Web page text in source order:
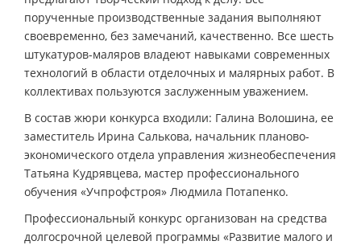
порученные производственные задания выполняют
своевременно, без замечаний, качественно. Все шесть
штукатуров-маляров владеют навыками современных
технологий в области отделочных и малярных работ. В
коллективах пользуются заслуженным уважением.
В состав жюри конкурса входили: Галина Волошина, ее
заместитель Ирина Салькова, начальник планово-
экономического отдела управления жизнеобеспечения
Татьяна Кудрявцева, мастер профессионального
обучения «Учпрофстроя» Людмила Потапенко.
Профессиональный конкурс организован на средства
долгосрочной целевой программы «Развитие малого и